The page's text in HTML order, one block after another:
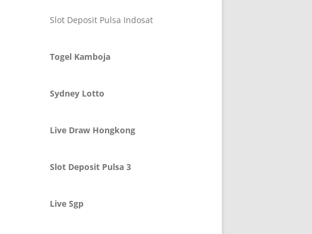
Slot Deposit Pulsa Indosat
Togel Kamboja
Sydney Lotto
Live Draw Hongkong
Slot Deposit Pulsa 3
Live Sgp